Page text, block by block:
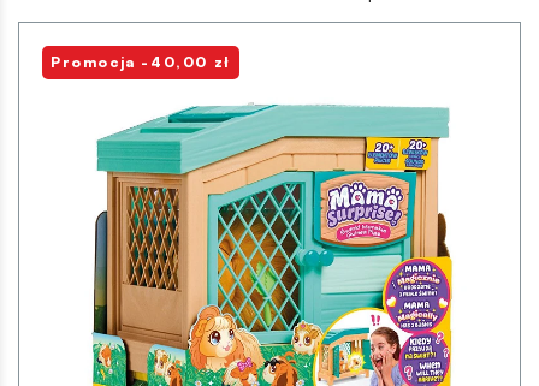
Promocja -40,00 zł